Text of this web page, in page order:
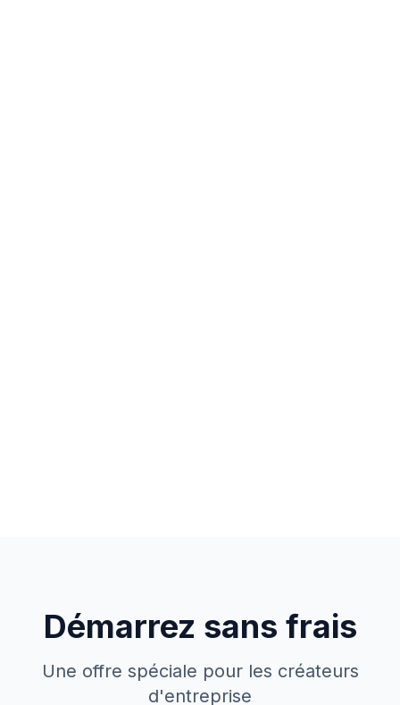
Démarrez sans frais
Une offre spéciale pour les créateurs
d'entreprise